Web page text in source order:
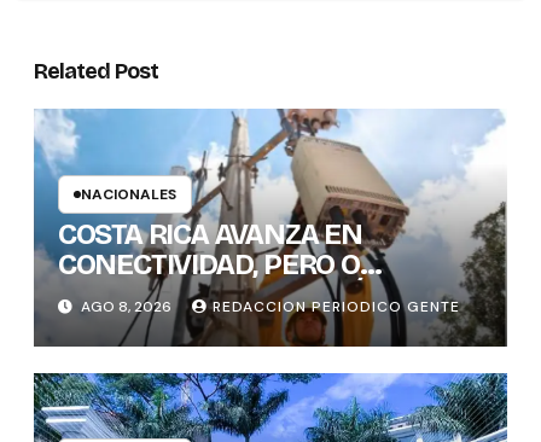
Related Post
NACIONALES
COSTA RICA AVANZA EN
CONECTIVIDAD, PERO O
BRECHAS DIGITALES, AÚN DEJAN
REZAGADOS A CANTONES
RURALES
AGO 8, 2026 REDACCION PERIODICO GENTE